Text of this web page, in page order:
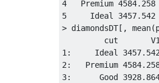
4
   Premium
4584.258
5
     Ideal
3457.542
> diamondsDT[,
1 :     Ideal 3457.542
2 :   Premium
3:      Good